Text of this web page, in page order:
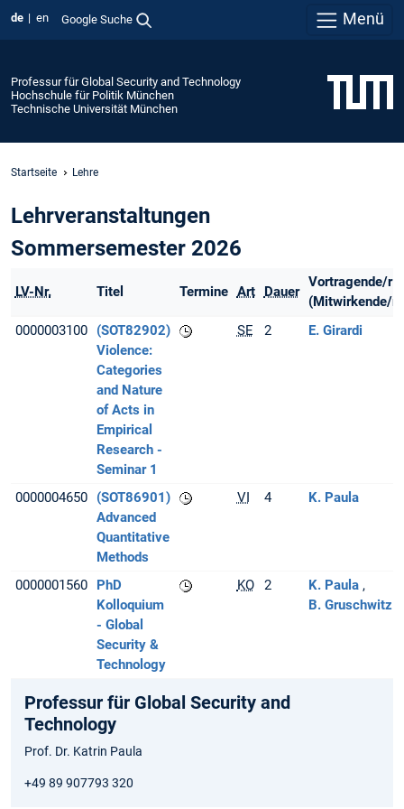
de en Google Suche Menü
Professur für Global Security and Technology
Hochschule für Politik München
Technische Universität München
Startseite Lehre
Lehrveranstaltungen
Sommersemester 2026
LV-Nr. Titel Termine Art Dauer
Vortragende/r
(Mitwirkende/r)
0000003100
(SOT82902)
Violence:
Categories
and Nature
of Acts in
Empirical
Research -
Seminar 1
SE 2 E. Girardi
0000004650
(SOT86901)
Advanced
Quantitative
Methods
VI 4 K. Paula
0000001560
PhD
Kolloquium
- Global
Security &
Technology
KO 2
K. Paula
B. Gruschwitz
Professur für Global Security and
Technology
Prof. Dr. Katrin Paula
+49 89 907793 320